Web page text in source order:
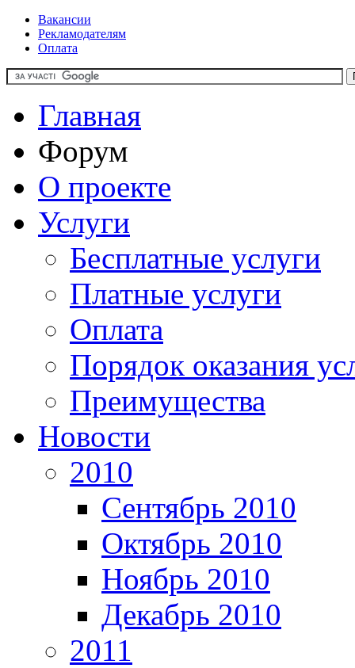
Вакансии
Рекламодателям
Оплата
Главная
Форум
О проекте
Услуги
Бесплатные услуги
Платные услуги
Оплата
Порядок оказания
Преимущества
Новости
2010
Сентябрь 2010
Октябрь 2010
Ноябрь 2010
Декабрь 2010
2011